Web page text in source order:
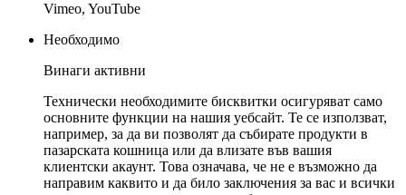
Vimeo, YouTube
Необходимо
Винаги активни
Технически необходимите бисквитки осигуряват само
основните функции на нашия уебсайт. Те се използват,
например, за да ви позволят да събирате продукти в
пазарската кошница или да влизате във вашия
клиентски акаунт. Това означава, че не е възможно да
направим каквито и да било заключения за вас и всички